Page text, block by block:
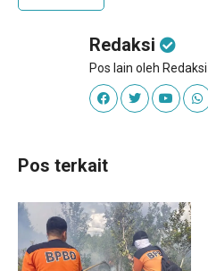
Redaksi
Pos lain oleh Redaksi
Pos terkait